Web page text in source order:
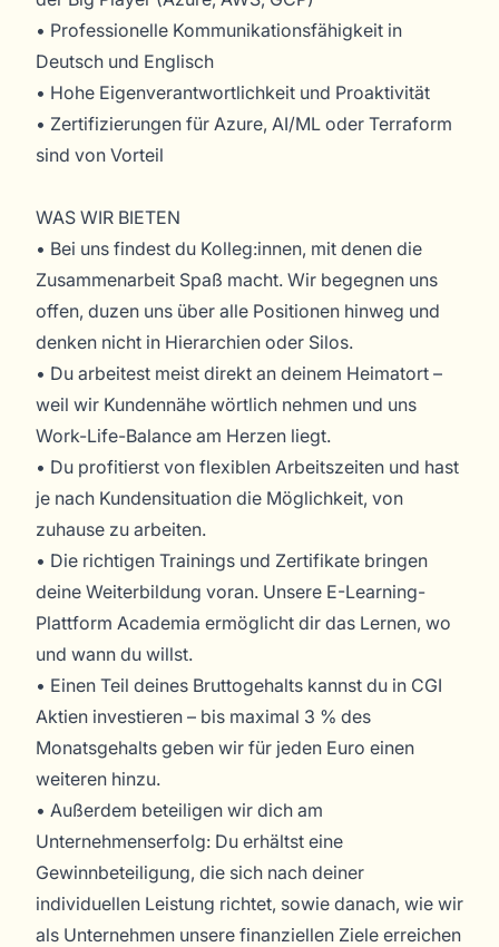
• Professionelle Kommunikationsfähigkeit in
Deutsch und Englisch
• Hohe Eigenverantwortlichkeit und Proaktivität
• Zertifizierungen für Azure, AI/ML oder Terraform
sind von Vorteil
WAS WIR BIETEN
• Bei uns findest du Kolleg:innen, mit denen die
Zusammenarbeit Spaß macht. Wir begegnen uns
offen, duzen uns über alle Positionen hinweg und
denken nicht in Hierarchien oder Silos.
• Du arbeitest meist direkt an deinem Heimatort –
weil wir Kundennähe wörtlich nehmen und uns
Work-Life-Balance am Herzen liegt.
• Du profitierst von flexiblen Arbeitszeiten und hast
je nach Kundensituation die Möglichkeit, von
zuhause zu arbeiten.
• Die richtigen Trainings und Zertifikate bringen
deine Weiterbildung voran. Unsere E-Learning-
Plattform Academia ermöglicht dir das Lernen, wo
und wann du willst.
• Einen Teil deines Bruttogehalts kannst du in CGI
Aktien investieren – bis maximal 3 % des
Monatsgehalts geben wir für jeden Euro einen
weiteren hinzu.
• Außerdem beteiligen wir dich am
Unternehmenserfolg: Du erhältst eine
Gewinnbeteiligung, die sich nach deiner
individuellen Leistung richtet, sowie danach, wie wir
als Unternehmen unsere finanziellen Ziele erreichen